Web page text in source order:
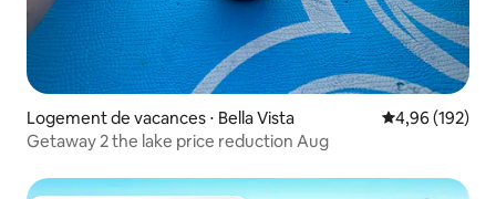
Logement de vacances ⋅ Bella Vista Évaluation
4,96 (192)
Getaway 2 the lake price reduction Aug